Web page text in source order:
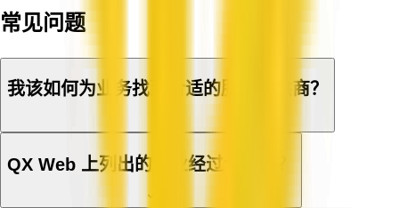
常见问题
我该如何为业务找到合适的服务提供商？
QX Web 上列出的企业经过认证吗？